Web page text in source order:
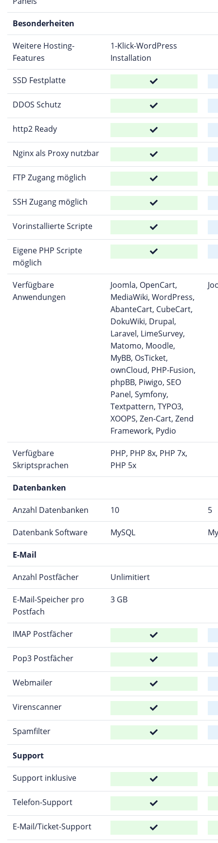
Besonderheiten
Weitere Hosting-
Features
1-Klick-WordPress
Installation
SSD Festplatte
DDOS Schutz
http2 Ready
Nginx als Proxy nutzbar
FTP Zugang möglich
SSH Zugang möglich
Vorinstallierte Scripte
Eigene PHP Scripte
möglich
Verfügbare
Anwendungen
Joomla, OpenCart,
MediaWiki, WordPress,
AbanteCart, CubeCart,
DokuWiki, Drupal,
Laravel, LimeSurvey,
Matomo, Moodle,
MyBB, OsTicket,
ownCloud, PHP-Fusion,
phpBB, Piwigo, SEO
Panel, Symfony,
Textpattern, TYPO3,
XOOPS, Zen-Cart, Zend
Framework, Pydio
Verfügbare
Skriptsprachen
PHP, PHP 8x, PHP 7x,
PHP 5x
Datenbanken
Anzahl Datenbanken 10 5
Datenbank Software MySQL
E-Mail
Anzahl Postfächer Unlimitiert
E-Mail-Speicher pro
Postfach
3 GB
IMAP Postfächer
Pop3 Postfächer
Webmailer
Virenscanner
Spamfilter
Support
Support inklusive
Telefon-Support
E-Mail/Ticket-Support